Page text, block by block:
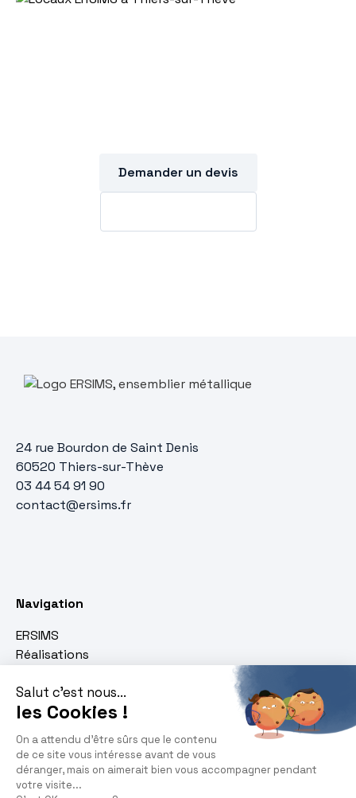
Demander un devis
24 rue Bourdon de Saint Denis
60520 Thiers-sur-Thève
03 44 54 91 90
contact@ersims.fr
Navigation
ERSIMS
Réalisations
Devis
Savoir-faire
Serrurerie